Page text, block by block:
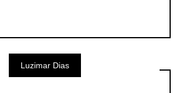
Luzimar Dias